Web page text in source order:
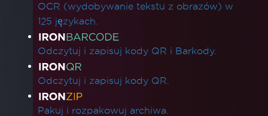
OCR (wydobywanie tekstu z obrazów) w
125 językach.
Odczytuj i zapisuj kody QR i Barkody.
Odczytuj i zapisuj kody QR.
Pakuj i rozpakowuj archiwa.